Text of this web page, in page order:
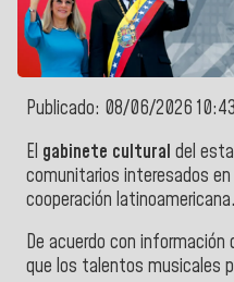
Publicado: 08/06/2026
El gabinete cultural del
comunitarios interesados
cooperación latinoamericana.
De acuerdo con
que los talentos musicales